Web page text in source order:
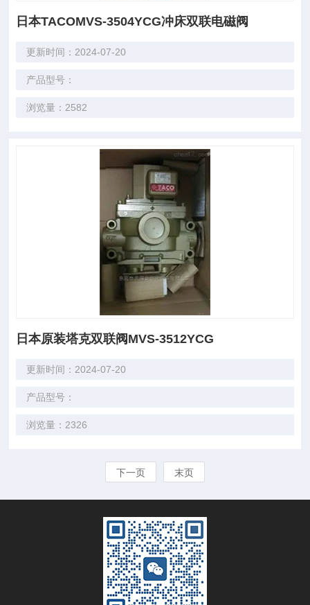
日本TACOMVS-3504YCG冲床双联电磁阀
更新时间：2024-07-20
产品型号：
浏览量：2582
日本原装塔克双联阀MVS-3512YCG
更新时间：2024-07-20
产品型号：
浏览量：2326
下一页 末页